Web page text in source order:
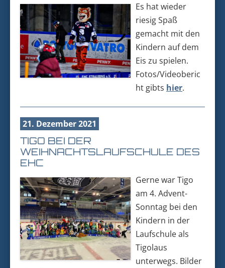
Es hat wieder
riesig Spaß
gemacht mit den
Kindern auf dem
Eis zu spielen.
Fotos/Videoberic
ht gibts hier.
21. Dezember 2021
TIGO BEI DER
WEIHNACHTSLAUFSCHULE DES
EHC
Gerne war Tigo
am 4. Advent-
Sonntag bei den
Kindern in der
Laufschule als
Tigolaus
unterwegs. Bilder